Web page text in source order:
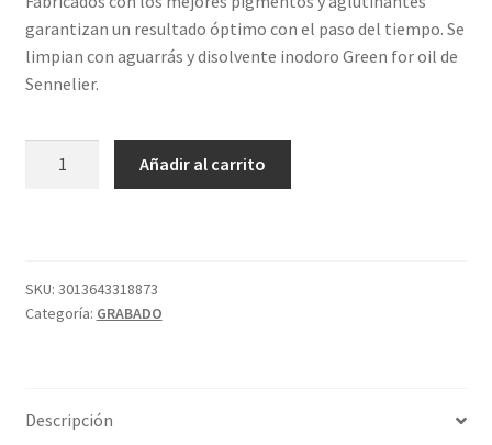
garantizan un resultado óptimo con el paso del tiempo. Se
limpian con aguarrás y disolvente inodoro Green for oil de
Sennelier.
CHARBONNEL
cantidad
Añadir al carrito
SKU: 3013643318873
Categoría: GRABADO
Descripción